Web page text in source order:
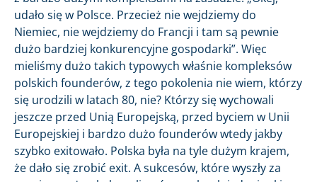
udało się w Polsce. Przecież nie wejdziemy do
Niemiec, nie wejdziemy do Francji i tam są pewnie
dużo bardziej konkurencyjne gospodarki”. Więc
mieliśmy dużo takich typowych właśnie kompleksów
polskich founderów, z tego pokolenia nie wiem, którzy
się urodzili w latach 80, nie? Którzy się wychowali
jeszcze przed Unią Europejską, przed byciem w Unii
Europejskiej i bardzo dużo founderów wtedy jakby
szybko exitowało. Polska była na tyle dużym krajem,
że dało się zrobić exit. A sukcesów, które wyszły za